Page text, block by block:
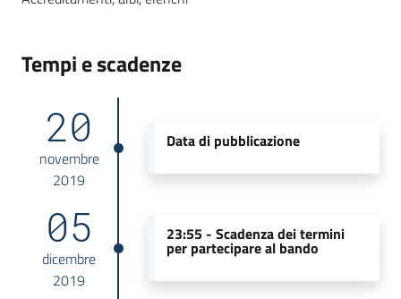
Tempi e scadenze
20
novembre
2019
Data di pubblicazione
05
dicembre
2019
23:55 - Scadenza dei termini
per partecipare al bando